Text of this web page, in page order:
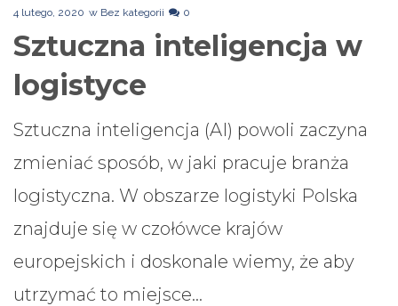
4 lutego, 2020 w Bez kategorii 0
Sztuczna inteligencja w
logistyce
Sztuczna inteligencja (AI) powoli zaczyna
zmieniać sposób, w jaki pracuje branża
logistyczna. W obszarze logistyki Polska
znajduje się w czołówce krajów
europejskich i doskonale wiemy, że aby
utrzymać to miejsce…